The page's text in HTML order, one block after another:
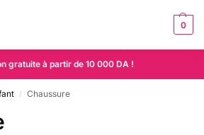
0
gratuite à partir de 10 000 DA !
/ Chaussure